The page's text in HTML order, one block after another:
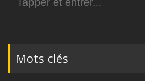
for:
Mots clés